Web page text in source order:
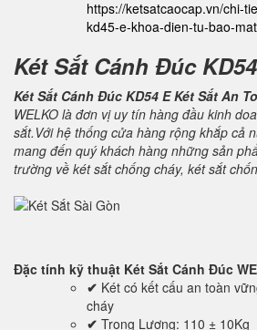
https://ketsatcaocap.vn/chi-
kd45-e-khoa-dien-tu-bao-mat
Két Sắt Cánh Đúc
Két Sắt Cánh Đúc KD54 E Két Sắt An
WELKO là đơn vị uy tín hàng đầu kinh
sắt.Với hệ thống cửa hàng rộng khắp cả
mang đến quý khách hàng những sản
trường về két sắt chống cháy, két sắt
Đặc tính kỹ thuật Két Sắt Cánh Đúc
✔ Két có kết cấu an toàn
cháy
✔ Trọng Lượng: 110 ± 10Kg